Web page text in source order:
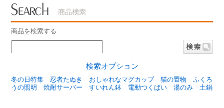
商品を検索する
検索オプション
冬の日特集 忍者たぬき おしゃれなマグカップ 猫の置物
ふくろ
うの照明
焼酎サーバー すいれん鉢 電動つくばい 湯のみ 土鍋